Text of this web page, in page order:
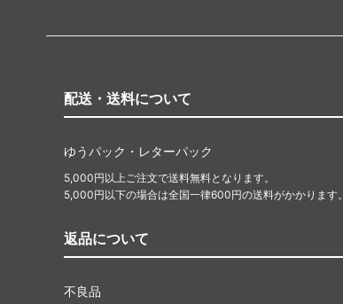
配送・送料について
ゆうパック・レターパック
5,000円以上ご注文で送料無料となります。
5,000円以下の場合は全国一律600円の送料がかかります。
返品について
不良品